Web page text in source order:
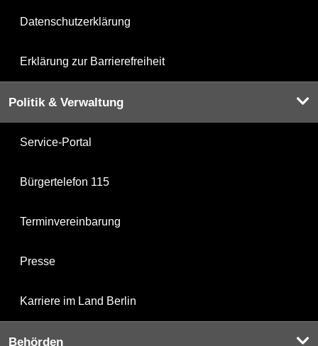
Datenschutzerklärung
Erklärung zur Barrierefreiheit
Politik & Verwaltung
Service-Portal
Bürgertelefon 115
Terminvereinbarung
Presse
Karriere im Land Berlin
Behörden